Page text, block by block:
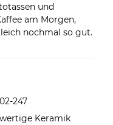
und
am Morgen,
nochmal so gut.
247
Keramik